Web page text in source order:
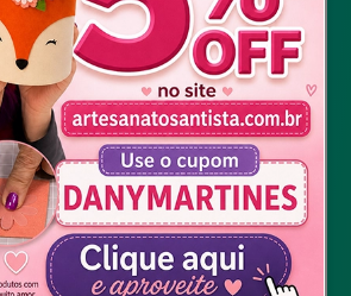
do Molde
dupla face (cinza e azul)
claro, azul escuro, branco,
preto e azul bem clarinho
líquida
preto